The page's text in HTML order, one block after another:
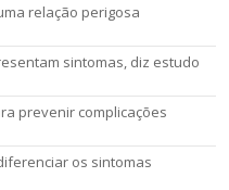
relação perigosa
sintomas, diz estudo
prevenir complicações
os sintomas